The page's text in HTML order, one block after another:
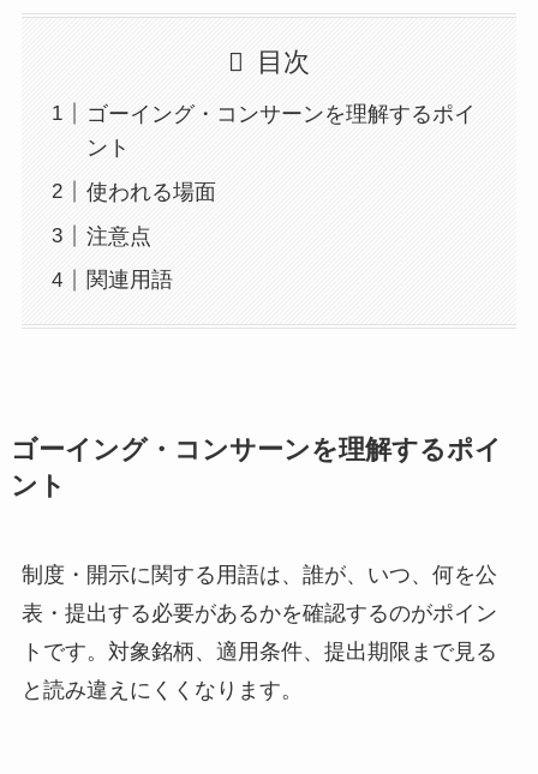
目次
ゴーイング・コンサーンを理解するポイ
ント
使われる場面
注意点
関連用語
ゴーイング・コンサーンを理解するポイ
ント
制度・開示に関する用語は、誰が、いつ、何を公
表・提出する必要があるかを確認するのがポイン
トです。対象銘柄、適用条件、提出期限まで見る
と読み違えにくくなります。